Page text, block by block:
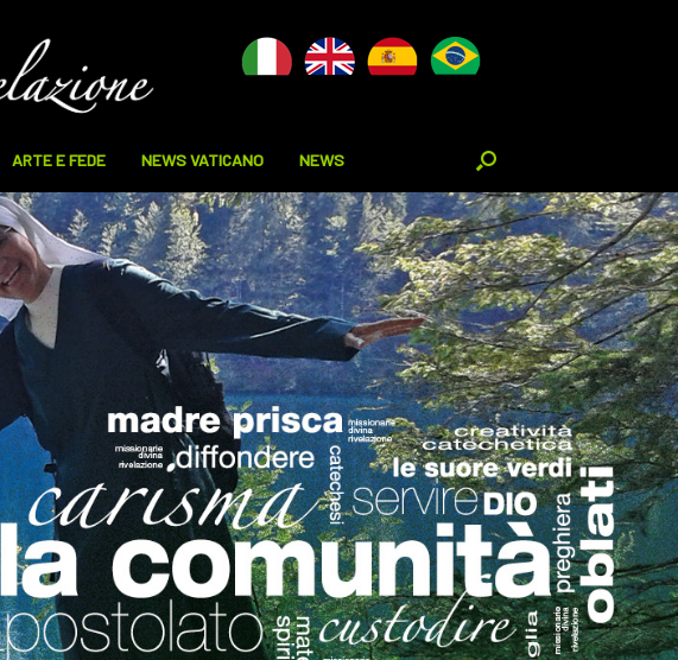
ARTE E FEDE NEWS VATICANO NEWS